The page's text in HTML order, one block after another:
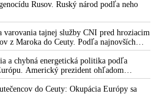
Rusov. Ruský národ podľa neho
varovania tajnej služby CNI pred hroziacim
z Maroka do Ceuty. Podľa najnovších
exklávy na severe Afriky vyše 70-
a chybná energetická politika podľa
Americký prezident ohľadom
vyhlásil, že armáda USA bola na jeho
„najväčší útok od druhej svetovej vojny“
do Ceuty: Okupácia Európy sa